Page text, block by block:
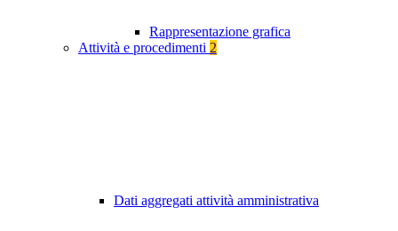
Rappresentazione grafica
Attività e procedimenti 2
Dati aggregati attività amministrativa